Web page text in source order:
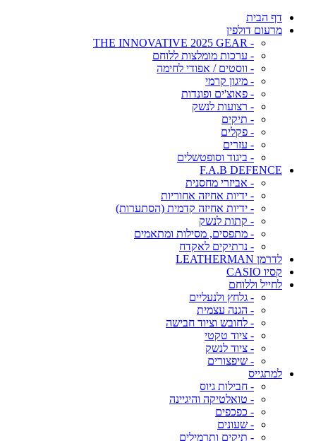
דף הבית
מרעום דולפין
- THE INNOVATIVE 2025 GEAR
- ערכות מומלצות ללוחם
- ווסטים / אפודי לחימה
- מיגון קרמי
- פאוצ'ים ופונדות
- רצועות לנשק
- תיקים
- פקלים
- עזרים
- ביגוד וסופטשלים
F.A.B DEFENCE
- אביזרי מחסנית
- ידיות אחיזה אחוריות
- ידיות אחיזה קדמית (הסתערות)
- קתות לנשק
- מתפסים, מסילות ומתאמים
- נרתיקים לאקדח
לדרמן LEATHERMAN
קסיו CASIO
לחייל וללוחם
- גלחץ ולנעליים
- הגנה עצמית
- לחובש וציוד חבישה
- ציוד טקטי
- ציוד לנשק
- שיפצורים
למתגייס
- חבילות גיוס
- טואלטיקה והיגיינה
- כפכפים
- שעונים
- תיקים ותרמילים